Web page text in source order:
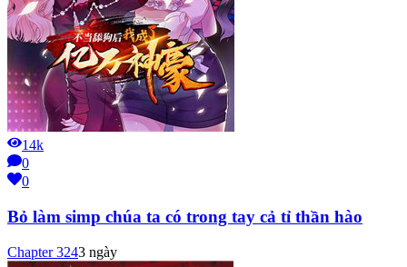
14k
0
0
Bỏ làm simp chúa ta có trong tay cả tỉ thần hào
Chapter3243 ngày